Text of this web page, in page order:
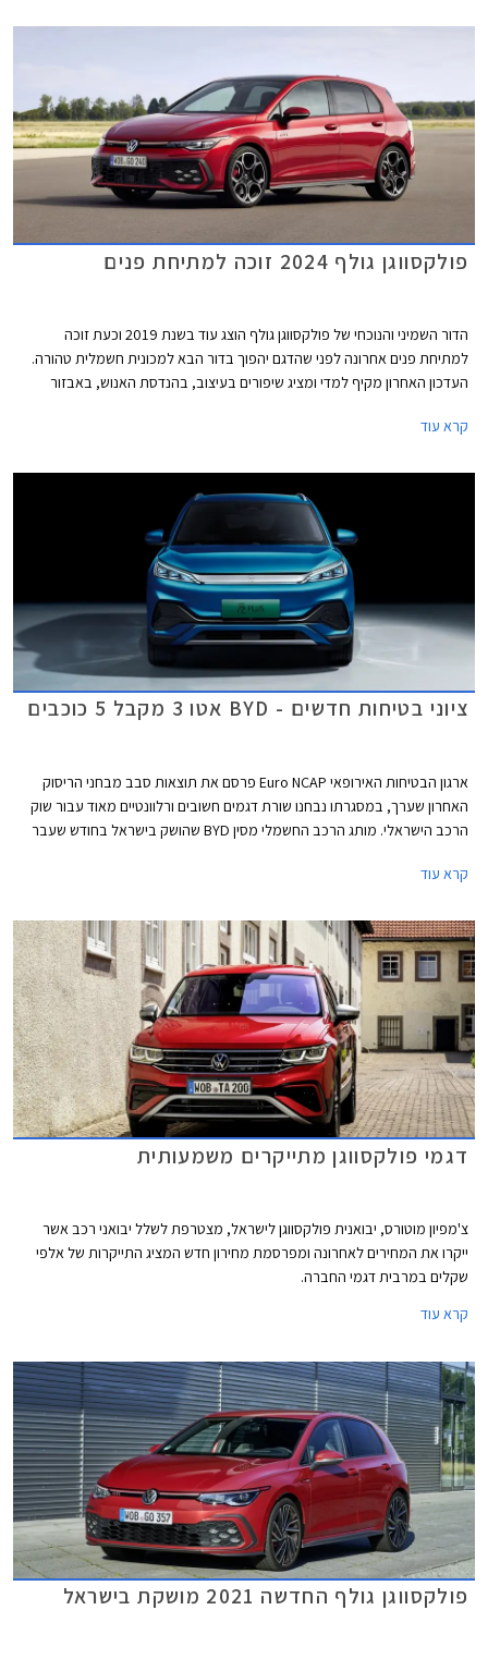
משמעותית ביחס לדגם הקודם ועומד על החל מ- 169,900 ₪.
פולקסווגן גולף 2024 זוכה למתיחת פנים
הדור השמיני והנוכחי של פולקסווגן גולף הוצג עוד בשנת 2019 וכעת זוכה
למתיחת פנים אחרונה לפני שהדגם יהפוך בדור הבא למכונית חשמלית טהורה.
העדכון האחרון מקיף למדי ומציג שיפורים בעיצוב, בהנדסת האנוש, באבזור
מוותרת על תיבת ההילוכים הידנית עקב תקנות זיהום האוויר המחמירות בתקן
קרא עוד
ציוני בטיחות חדשים - BYD אטו 3 מקבל 5 כוכבים
ארגון הבטיחות האירופאי Euro NCAP פרסם את תוצאות סבב מבחני הריסוק
האחרון שערך, במסגרתו נבחנו שורת דגמים חשובים ורלוונטיים מאוד עבור שוק
הרכב הישראלי. מותג הרכב החשמלי מסין BYD שהושק בישראל בחודש שעבר
קרא עוד
דגמי פולקסווגן מתייקרים משמעותית
צ'מפיון מוטורס, יבואנית פולקסווגן לישראל, מצטרפת לשלל יבואני רכב אשר
ייקרו את המחירים לאחרונה ומפרסמת מחירון חדש המציג התייקרות של אלפי
שקלים במרבית דגמי החברה.
קרא עוד
פולקסווגן גולף החדשה 2021 מושקת בישראל